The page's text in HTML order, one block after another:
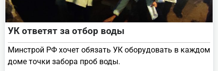
УК ответят за отбор воды
Минстрой РФ хочет обязать УК оборудовать в каждом
доме точки забора проб воды.